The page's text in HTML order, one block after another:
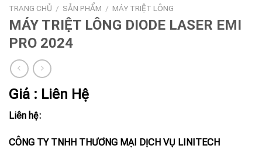
TRANG CHỦ / SẢN PHẨM / MÁY TRIỆT LÔNG
MÁY TRIỆT LÔNG DIODE LASER EMI
PRO 2024
Giá : Liên Hệ
Liên hệ:
CÔNG TY TNHH THƯƠNG MẠI DỊCH VỤ LINITECH